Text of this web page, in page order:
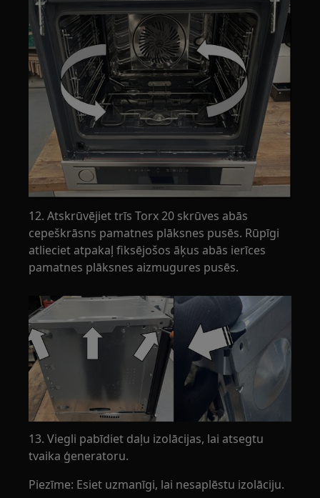
12. Atskrūvējiet trīs Torx 20 skrūves abās
cepeškrāsns pamatnes plāksnes pusēs. Rūpīgi
atlieciet atpakaļ fiksējošos āķus abās ierīces
pamatnes plāksnes aizmugures pusēs.
13. Viegli pabīdiet daļu izolācijas, lai atsegtu
tvaika ģeneratoru.
Piezīme: Esiet uzmanīgi, lai nesaplēstu izolāciju.